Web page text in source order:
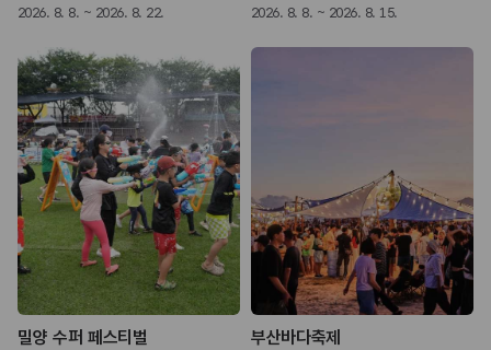
2026. 8. 8. ~ 2026. 8. 22. 2026. 8. 8. ~ 2026. 8. 15.
밀양 수퍼 페스티벌 부산바다축제